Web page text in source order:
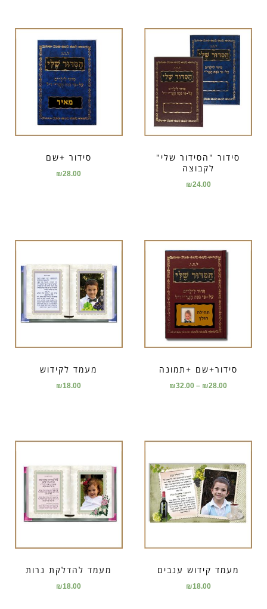
סידור "הסידור שלי"
לקבוצה
₪24.00
סידור +שם
₪28.00
סידור+שם +תמונה
₪28.00
–
₪32.00
מעמד לקידוש
₪18.00
מעמד קידוש ענבים
₪18.00
מעמד להדלקת נרות
₪18.00